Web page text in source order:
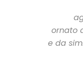
ornato
e da